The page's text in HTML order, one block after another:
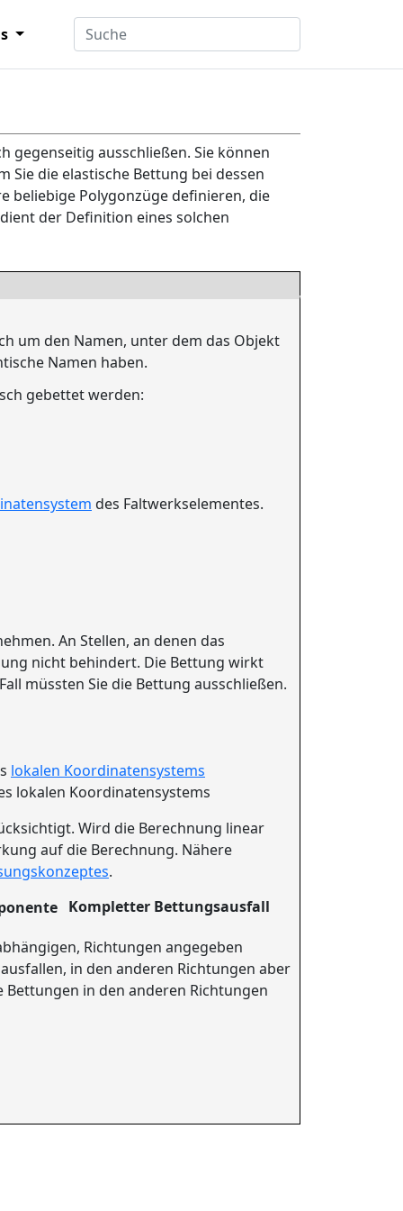
gegenseitig ausschließen. Sie können
die elastische Bettung bei dessen
beliebige Polygonzüge definieren, die
der Definition eines solchen
um den Namen, unter dem das Objekt
Namen haben.
gebettet werden:
des Faltwerkselementes.
An Stellen, an denen das
nicht behindert. Die Bettung wirkt
müssten Sie die Bettung ausschließen.
lokalen Koordinatensystems
lokalen Koordinatensystems
Wird die Berechnung linear
auf die Berechnung. Nähere
.
Kompletter Bettungsausfall
Richtungen angegeben
in den anderen Richtungen aber
Bettungen in den anderen Richtungen